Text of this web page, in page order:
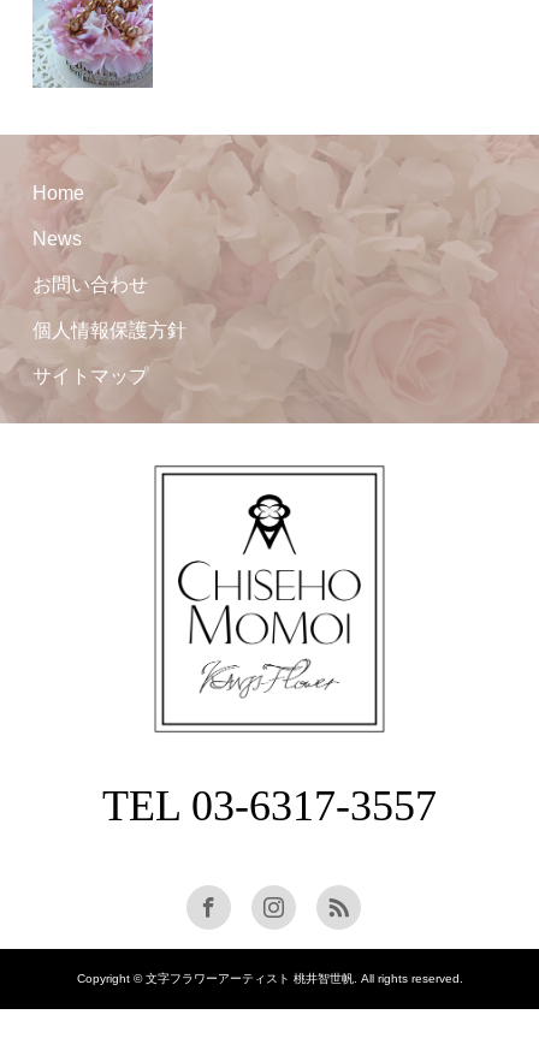
Home
News
お問い合わせ
個人情報保護方針
サイトマップ
TEL 03-6317-3557
Copyright © 文字フラワーアーティスト 桃井智世帆. All rights reserved.